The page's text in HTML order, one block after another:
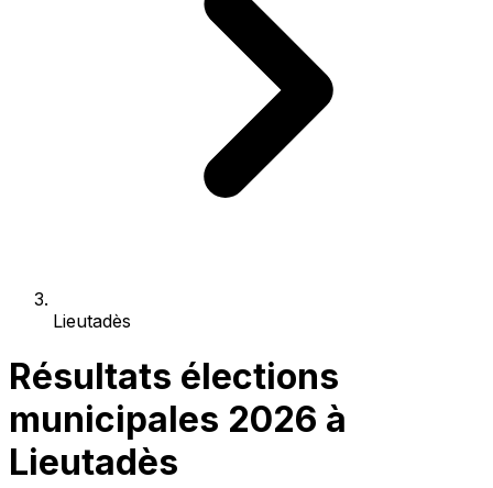
Lieutadès
Résultats élections
municipales 2026 à
Lieutadès